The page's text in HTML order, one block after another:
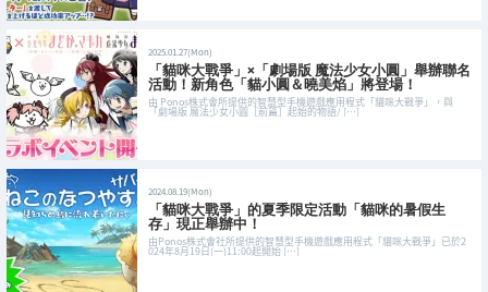
2025.01.27(Mon)
「貓咪大戰爭」×「劇場版 魔法少女小圓」舉辦聯名
活動！新角色「貓小圓＆曉美焰」將登場！
由 Ponos株式會所提供的智慧型手機遊戲應用程式「貓咪大戰爭」，與
「劇場版 魔法少女小圓［前篇］起始的物語/ […]
2024.08.19(Mon)
「貓咪大戰爭」的夏季限定活動「貓咪的暑假生
存」現正舉辦中！
由Ponos株式會社所提供的智慧型手機遊戲應用程式「貓咪大戰爭」已於2
024年8月19日(一)11:00起開始 […]